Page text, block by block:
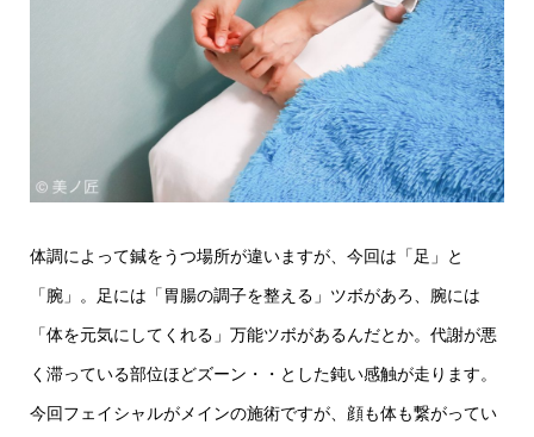
体調によって鍼をうつ場所が違いますが、今回は「足」と
「腕」。足には「胃腸の調子を整える」ツボがあろ、腕には
「体を元気にしてくれる」万能ツボがあるんだとか。代謝が悪
く滞っている部位ほどズーン・・とした鈍い感触が走ります。
今回フェイシャルがメインの施術ですが、顔も体も繋がってい